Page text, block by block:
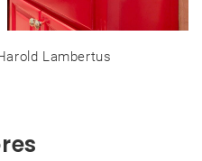
Lambertus